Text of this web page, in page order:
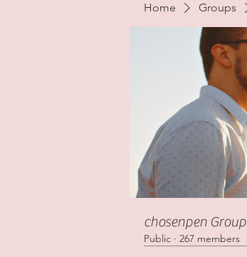
Home Groups
chosenpen Group
Public · 267 members